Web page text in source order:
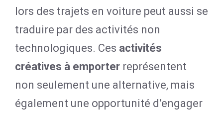
lors des trajets en voiture peut aussi se
traduire par des activités non
technologiques. Ces activités
créatives à emporter représentent
non seulement une alternative, mais
également une opportunité d’engager